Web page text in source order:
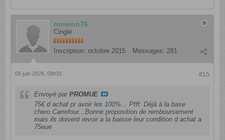
romeon76
Cinglé
Inscription: octobre 2015 Messages: 281
#15
05 juin 2026, 09h31
Envoyé parPROMUE
75€ d achat pr avoir les 100%... Pfff. Déjà à la base
chero Carrefour...Bonne proposition de remboursement
mais ils doivent revoir a la baisse leur condition d achat a
75eue